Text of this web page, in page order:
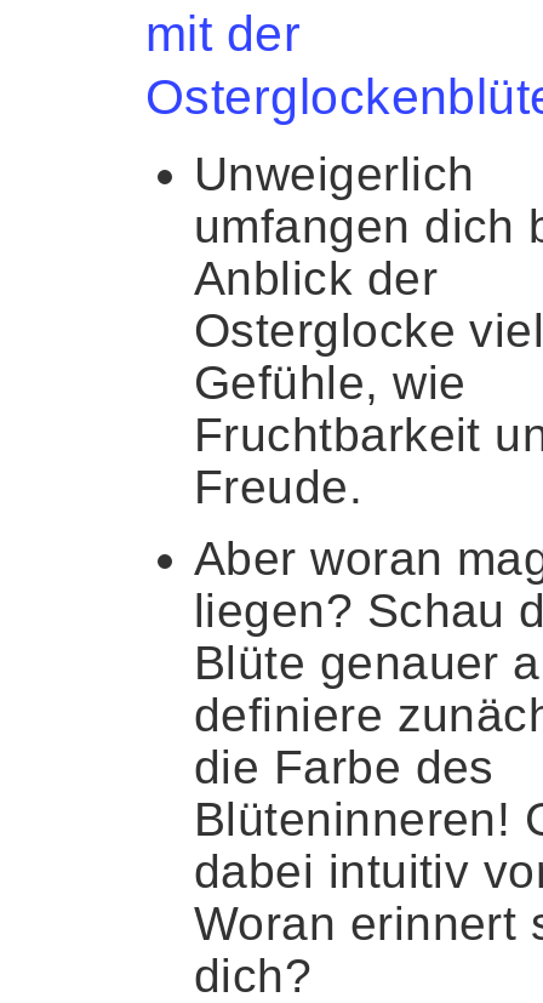
mit der
Unweigerlich
umfangen dich
Anblick der
Osterglocke
Gefühle, wie
Fruchtbarkeit
Freude.
Aber woran
liegen? Schau
Blüte genauer
definiere
die Farbe des
Blüteninneren!
dabei intuitiv
Woran erinnert
dich?